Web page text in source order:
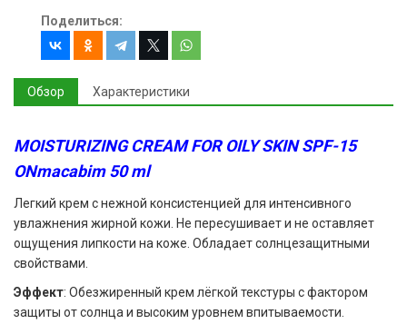
Поделиться:
Обзор Характеристики
MOISTURIZING CREAM FOR OILY SKIN SPF-15
ONmacabim 50 ml
Легкий крем с нежной консистенцией для интенсивного
увлажнения жирной кожи. Не пересушивает и не оставляет
ощущения липкости на коже. Обладает солнцезащитными
свойствами.
Эффект: Обезжиренный крем лёгкой текстуры с фактором
защиты от солнца и высоким уровнем впитываемости.